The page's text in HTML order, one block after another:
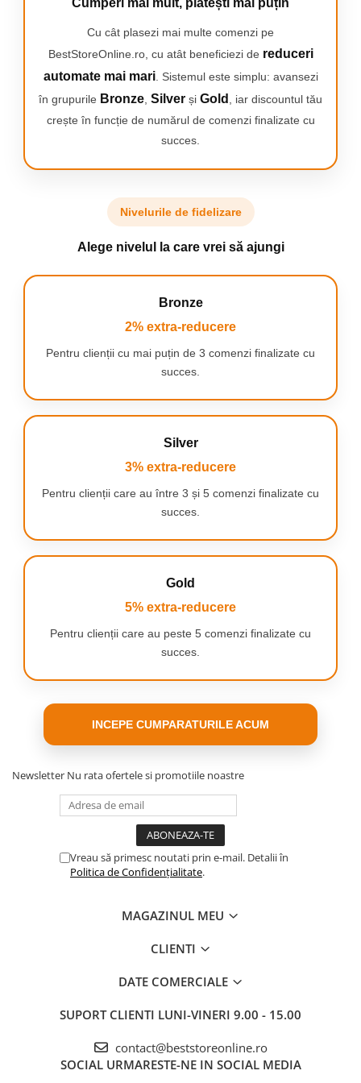
avertizeaza daca periati prea mult timp si prea
SENZATIONAL
Oral-B cu micro-vibratii delicate pentru o
obisnuita.
Schimbati capatul de periaj Oral-B iO la fiecare 3
luni pentru a obtine cele mai bune rezultate.
Cumperi mai mult, plătești mai puțin
Cu cât plasezi mai multe comenzi pe
BestStoreOnline.ro, cu atât beneficiezi de reduceri
automate mai mari. Sistemul este simplu: avansezi
în grupurile Bronze Silver și Gold
, iar discountul tău
crește în funcție de numărul de comenzi finalizate cu
succes.
Nivelurile de fidelizare
Alege nivelul la care vrei să ajungi
Bronze
2% extra-reducere
Pentru clienții cu mai puțin de 3 comenzi finalizate cu
succes.
Silver
3% extra-reducere
Pentru clienții care au între 3 și 5 comenzi finalizate cu
succes.
Gold
5% extra-reducere
Pentru clienții care au peste 5 comenzi finalizate cu
succes.
INCEPE CUMPARATURILE ACUM
Newsletter Nu rata ofertele si promotiile noastre
Vreau să primesc noutati prin e-mail. Detalii în
Politica de Confidențialitate.
MAGAZINUL MEU
CLIENTI
DATE COMERCIALE
SUPORT CLIENTI LUNI-VINERI 9.00 - 15.00
contact@beststoreonline.ro
SOCIAL URMARESTE-NE IN SOCIAL MEDIA